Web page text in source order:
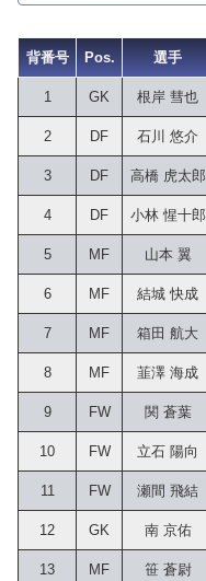
背番号 Pos. 選手
1 GK 根岸 彗也
2 DF 石川 悠介
3 DF 高橋 虎太郎
4 DF 小林 惺十郎
5 MF 山本 翼
6 MF 結城 快成
7 MF 箱田 航大
8 MF 韮澤 海成
9 FW 関 蒼葉
10 FW 立石 陽向
11 FW 瀬間 飛結
12 GK 南 京佑
13 MF 笹 蒼尉